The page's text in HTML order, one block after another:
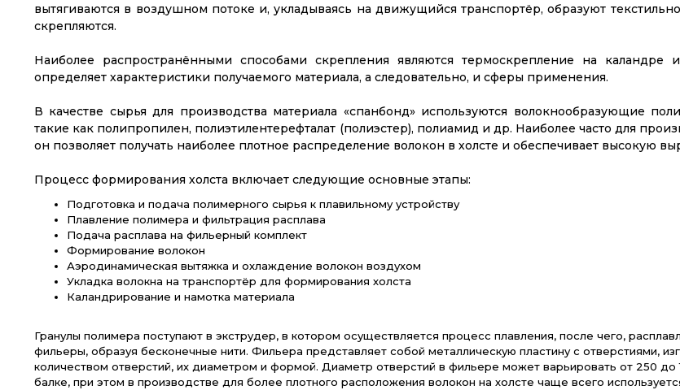
вытягиваются в воздушном потоке и, укладываясь на движущийся транспортёр, образуют
скрепляются.
Наиболее распространёнными способами скрепления являются термоскрепление на каландре
определяет характеристики получаемого материала, а следовательно, и сферы применения.
В качестве сырья для производства материала «спанбонд» используются волокнообразующие
такие как полипропилен, полиэтилентерефталат (полиэстер), полиамид и др. Наиболее часто для
он позволяет получать наиболее плотное распределение волокон в холсте и обеспечивает высокую
Процесс формирования холста включает следующие основные этапы:
Подготовка и подача полимерного сырья к плавильному устройству
Плавление полимера и фильтрация расплава
Подача расплава на фильерный комплект
Формирование волокон
Аэродинамическая вытяжка и охлаждение волокон воздухом
Укладка волокна на транспортёр для формирования холста
Каландрирование и намотка материала
Гранулы полимера поступают в экструдер, в котором осуществляется процесс плавления, после чего,
фильеры, образуя бесконечные нити. Фильера представляет собой металлическую пластину с отверстиями,
количеством отверстий, их диаметром и формой. Диаметр отверстий в фильере может варьировать от 250
балке, при этом в производстве для более плотного расположения волокон на холсте чаще всего